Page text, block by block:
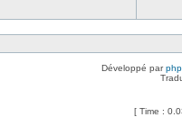
Développé par
[ Time :